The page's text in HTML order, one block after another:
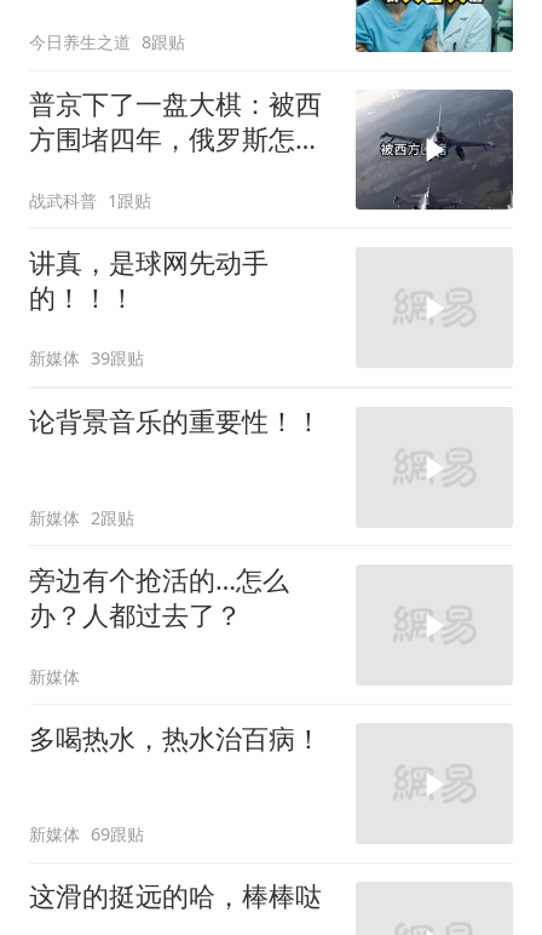
今日养生之道 8跟贴
普京下了一盘大棋：被西
方围堵四年，俄罗斯怎么
战武科普 1跟贴
讲真，是球网先动手
的！！！
新媒体 39跟贴
论背景音乐的重要性！！
新媒体 2跟贴
旁边有个抢活的…怎么
办？人都过去了？
新媒体
多喝热水，热水治百病！
新媒体 69跟贴
这滑的挺远的哈，棒棒哒